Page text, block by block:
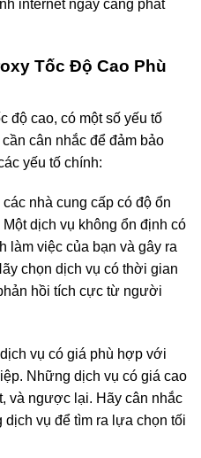
internet ngày càng phát
Tốc Độ Cao Phù
độ cao, có một số yếu tố
cân nhắc để đảm bảo
yếu tố chính:
nhà cung cấp có độ ổn
dịch vụ không ổn định có
làm việc của bạn và gây ra
chọn dịch vụ có thời gian
hồi tích cực từ người
vụ có giá phù hợp với
Những dịch vụ có giá cao
và ngược lại. Hãy cân nhắc
vụ để tìm ra lựa chọn tối